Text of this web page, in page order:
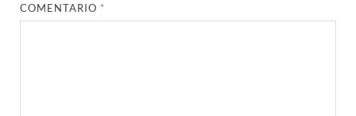
COMENTARIO *